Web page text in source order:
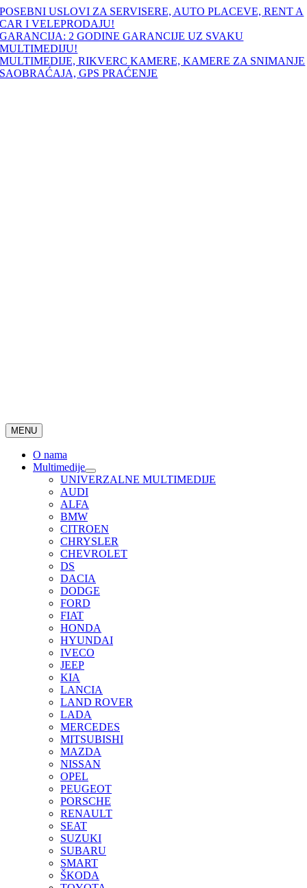
Skip
to
content
POSEBNI USLOVI ZA SERVISERE, AUTO PLACEVE, RENT A
CAR I VELEPRODAJU!
GARANCIJA: 2 GODINE GARANCIJE UZ SVAKU
MULTIMEDIJU!
MULTIMEDIJE, RIKVERC KAMERE, KAMERE ZA SNIMANJE
SAOBRAĆAJA, GPS PRAĆENJE
MENU
O nama
Multimedije
UNIVERZALNE MULTIMEDIJE
AUDI
ALFA
BMW
CITROEN
CHRYSLER
CHEVROLET
DS
DACIA
DODGE
FORD
FIAT
HONDA
HYUNDAI
IVECO
JEEP
KIA
LANCIA
LAND ROVER
LADA
MERCEDES
MITSUBISHI
MAZDA
NISSAN
OPEL
PEUGEOT
PORSCHE
RENAULT
SEAT
SUZUKI
SUBARU
SMART
ŠKODA